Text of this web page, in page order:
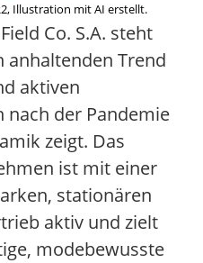
Illustration mit AI erstellt.
Co. S.A. steht
Trend
aktiven
nach der Pandemie
zeigt. Das
ist mit einer
stationären
aktiv und zielt
modebewusste